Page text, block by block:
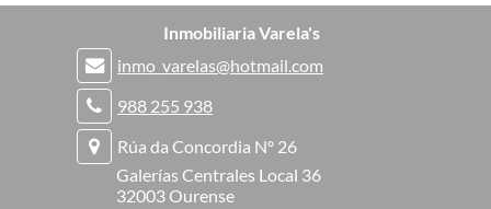
Inmobiliaria Varela's
inmo_varelas@hotmail.com
988 255 938
Rúa da Concordia Nº 26
Galerías Centrales Local 36
32003 Ourense